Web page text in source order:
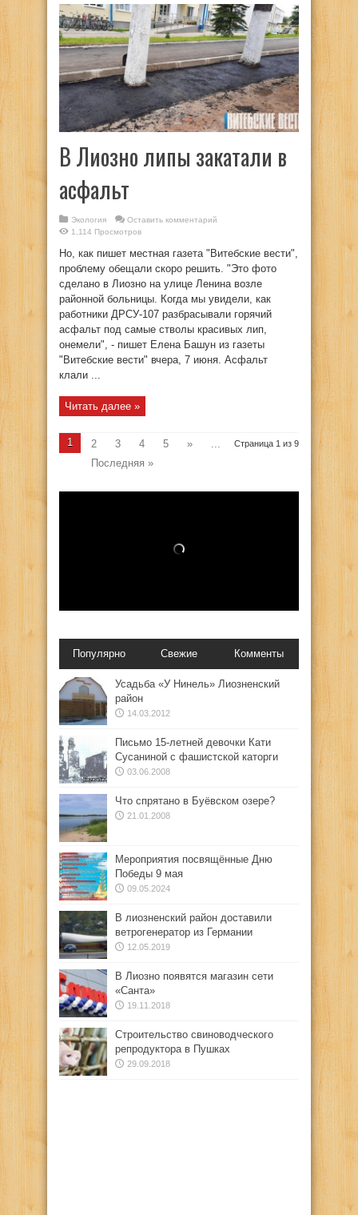
В Лиозно липы закатали в
асфальт
Экология
Оставить комментарий
1,114 Просмотров
Но, как пишет местная газета "Витебские вести",
проблему обещали скоро решить. "Это фото
сделано в Лиозно на улице Ленина возле
районной больницы. Когда мы увидели, как
работники ДРСУ-107 разбрасывали горячий
асфальт под самые стволы красивых лип,
онемели", - пишет Елена Башун из газеты
"Витебские вести" вчера, 7 июня. Асфальт
клали ...
Читать далее »
Страница 1 из 9
1 2 3 4 5 »
Последняя »
Популярно Свежие Комменты
Усадьба «У Нинель» Лиозненский
район
14.03.2012
Письмо 15-летней девочки Кати
Сусаниной с фашистской каторги
03.06.2008
Что спрятано в Буёвском озере?
21.01.2008
Мероприятия посвящённые Дню
Победы 9 мая
09.05.2024
В лиозненский район доставили
ветрогенератор из Германии
12.05.2019
В Лиозно появятся магазин сети
«Санта»
19.11.2018
Строительство свиноводческого
репродуктора в Пушках
29.09.2018